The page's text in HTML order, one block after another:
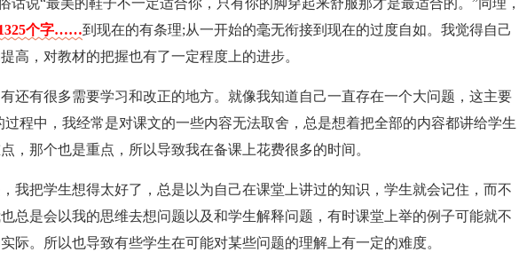
话说“最美的鞋子不一定适合你，只有你的脚穿起来舒服那才是最适合的。”同理，
个字……到现在的有条理;从一开始的毫无衔接到现在的过度自如。我觉得自己
高，对教材的把握也有了一定程度上的进步。
还有很多需要学习和改正的地方。就像我知道自己一直存在一个大问题，这主要
过程中，我经常是对课文的一些内容无法取舍，总是想着把全部的内容都讲给学生
，那个也是重点，所以导致我在备课上花费很多的时间。
我把学生想得太好了，总是以为自己在课堂上讲过的知识，学生就会记住，而不
总是会以我的思维去想问题以及和学生解释问题，有时课堂上举的例子可能就不
际。所以也导致有些学生在可能对某些问题的理解上有一定的难度。